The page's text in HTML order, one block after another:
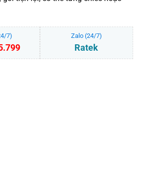
7) Zalo (24/7)
Ratek